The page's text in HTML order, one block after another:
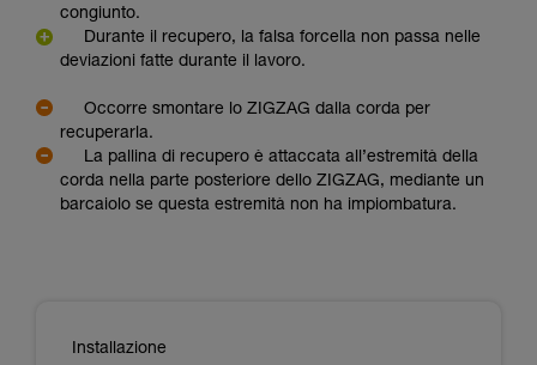
congiunto.
Durante il recupero, la falsa forcella non passa nelle
deviazioni fatte durante il lavoro.
Occorre smontare lo ZIGZAG dalla corda per
recuperarla.
La pallina di recupero è attaccata all’estremità della
corda nella parte posteriore dello ZIGZAG, mediante un
barcaiolo se questa estremità non ha impiombatura.
Installazione